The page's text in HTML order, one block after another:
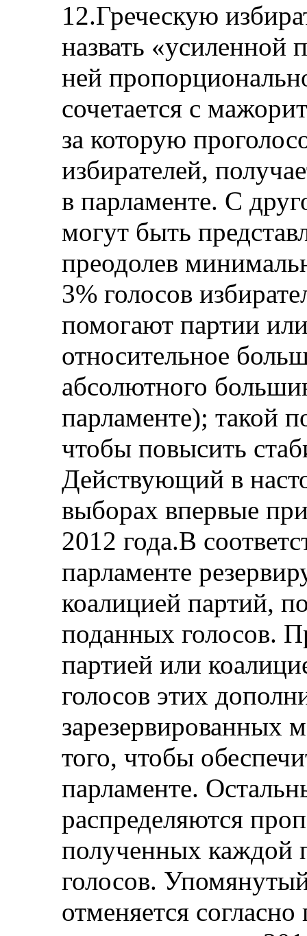
12.Греческую
назвать «усиленной
ней
сочетается с
за которую
избирателей,
в парламенте. С
могут быть
преодолев
3% голосов
помогают партии
относительное
абсолютного
парламенте); такой
чтобы повысить
Действующий в
выборах впервые
2012 года.В
парламенте
коалицией партий,
поданных голосов.
партией или
голосов этих
зарезервированных
того, чтобы
парламенте.
распределяются
полученных каждой
голосов.
отменяется